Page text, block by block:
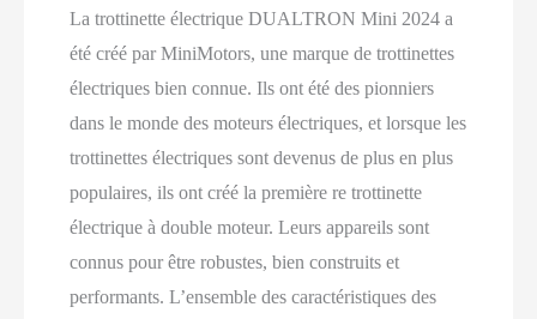
La trottinette électrique DUALTRON Mini 2024 a
été créé par MiniMotors, une marque de trottinettes
électriques bien connue. Ils ont été des pionniers
dans le monde des moteurs électriques, et lorsque les
trottinettes électriques sont devenus de plus en plus
populaires, ils ont créé la première re trottinette
électrique à double moteur. Leurs appareils sont
connus pour être robustes, bien construits et
performants. L’ensemble des caractéristiques des